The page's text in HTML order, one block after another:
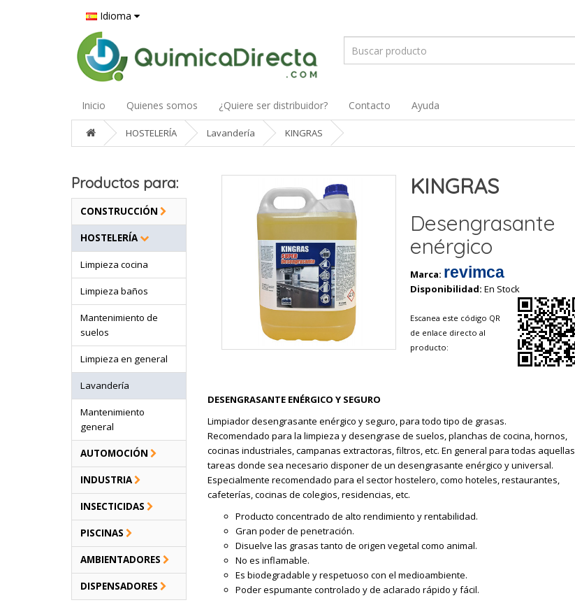
Idioma
Inicio Quienes somos ¿Quiere ser distribuidor? Contacto Ayuda
HOSTELERÍA Lavandería KINGRAS
Productos para:
CONSTRUCCIÓN
HOSTELERÍA
Limpieza cocina
Limpieza baños
Mantenimiento de
suelos
Limpieza en general
Lavandería
Mantenimiento
general
AUTOMOCIÓN
INDUSTRIA
INSECTICIDAS
PISCINAS
AMBIENTADORES
DISPENSADORES
KINGRAS
Desengrasante
enérgico
Marca: revimca
Disponibilidad: En Stock
Escanea este código QR
de enlace directo al
producto:
DESENGRASANTE ENÉRGICO Y SEGURO
Limpiador desengrasante enérgico y seguro, para todo tipo de grasas.
Recomendado para la limpieza y desengrase de suelos, planchas de cocina, hornos,
cocinas industriales, campanas extractoras, filtros, etc. En general para todas aquellas
tareas donde sea necesario disponer de un desengrasante enérgico y universal.
Especialmente recomendado para el sector hostelero, como hoteles, restaurantes,
cafeterías, cocinas de colegios, residencias, etc.
Producto concentrado de alto rendimiento y rentabilidad.
Gran poder de penetración.
Disuelve las grasas tanto de origen vegetal como animal.
No es inflamable.
Es biodegradable y respetuoso con el medioambiente.
Poder espumante controlado y de aclarado rápido y fácil.